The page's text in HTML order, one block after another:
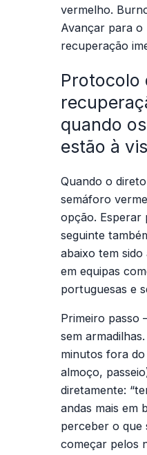
vermelho.
Avançar para
recuperação
Protocolo
quando
estão à
Quando o
semáforo
opção. Esperar
seguinte
abaixo tem
em equipas
portuguesas e
Primeiro
sem armadilhas.
minutos fora
almoço,
diretamente:
andas mais em
perceber o que
começar pelos